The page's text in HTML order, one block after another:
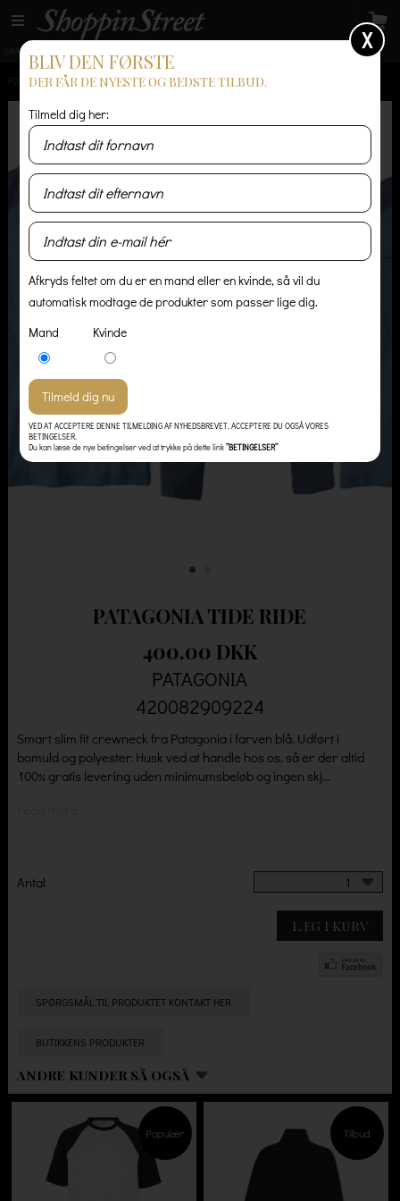
GRATIS LEVERING
FORSIDE / HERRE / TRØJER & STRIK / PATAGONIA TIDE RIDE
PATAGONIA TIDE RIDE
400.00 DKK
PATAGONIA
420082909224
Smart slim fit crewneck fra Patagonia i farven blå. Udført i
bomuld og polyester. Husk ved at handle hos os, så er der altid
100% gratis levering uden minimumsbeløb og ingen skj...
Antal 1
LÆG I KURV
SPØRGSMÅL TIL PRODUKTET KONTAKT HER
BUTIKKENS PRODUKTER
ANDRE KUNDER SÅ OGSÅ
Populær Tilbud
X
BLIV DEN FØRSTE
DER FÅR DE NYESTE OG BEDSTE TILBUD.
Tilmeld dig her:
Afkryds feltet om du er en mand eller en kvinde, så vil du
automatisk modtage de produkter som passer lige dig.
Mand
Kvinde
VED AT ACCEPTERE DENNE TILMELDING AF NYHEDSBREVET, ACCEPTERE DU OGSÅ VORES
BETINGELSER.
Du kan læse de nye betingelser ved at trykke på dette link”BETINGELSER”